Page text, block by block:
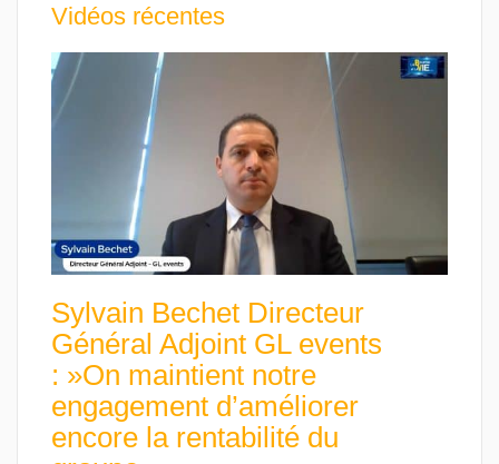
Vidéos récentes
Sylvain Bechet Directeur
Général Adjoint GL events
: »On maintient notre
engagement d’améliorer
encore la rentabilité du